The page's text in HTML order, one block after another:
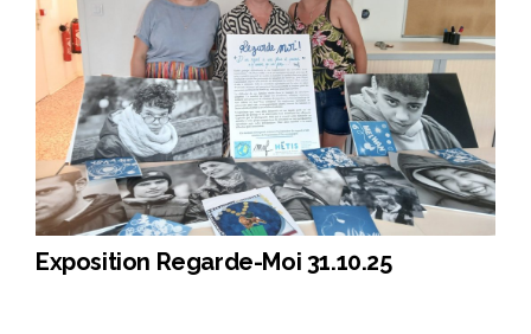
Exposition Regarde-Moi 31.10.25